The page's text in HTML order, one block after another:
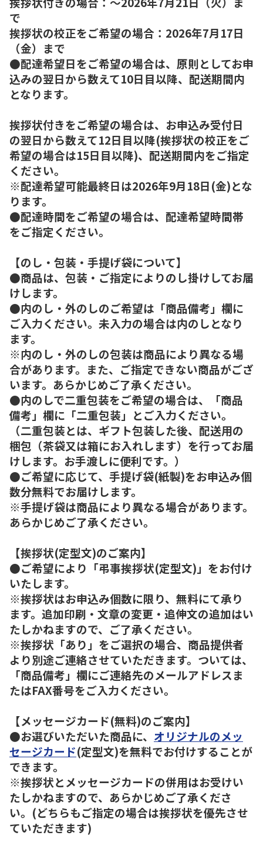
で
挨拶状の校正をご希望の場合：2026年7月17日
（金）まで
●配達希望日をご希望の場合は、原則としてお申
込みの翌日から数えて10日目以降、配送期間内
となります。
挨拶状付きをご希望の場合は、お申込み受付日
の翌日から数えて12日目以降(挨拶状の校正をご
希望の場合は15日目以降)、配送期間内をご指定
ください。
※配達希望可能最終日は2026年9月18日(金)とな
ります。
●配達時間をご希望の場合は、配達希望時間帯
をご指定ください。
【のし・包装・手提げ袋について】
●商品は、包装・ご指定によりのし掛けしてお届
けします。
●内のし・外のしのご希望は「商品備考」欄に
ご入力ください。未入力の場合は内のしとなり
ます。
※内のし・外のしの包装は商品により異なる場
合があります。また、ご指定できない商品がござ
います。あらかじめご了承ください。
●内のしで二重包装をご希望の場合は、「商品
備考」欄に「二重包装」とご入力ください。
（二重包装とは、ギフト包装した後、配送用の
梱包（茶袋又は箱にお入れします）を行ってお届
けします。お手渡しに便利です。）
●ご希望に応じて、手提げ袋(紙製)をお申込み個
数分無料でお届けします。
※手提げ袋は商品により異なる場合があります。
あらかじめご了承ください。
【挨拶状(定型文)のご案内】
●ご希望により「弔事挨拶状(定型文)」をお付け
いたします。
※挨拶状はお申込み個数に限り、無料にて承り
ます。追加印刷・文章の変更・追伸文の追加はい
たしかねますので、ご了承ください。
※挨拶状「あり」をご選択の場合、商品提供者
より別途ご連絡させていただきます。ついては、
「商品備考」欄にご連絡先のメールアドレスま
たはFAX番号をご入力ください。
【メッセージカード(無料)のご案内】
●お選びいただいた商品に、 オリジナルのメッ
セージカード(定型文)を無料でお付けすることが
できます。
※挨拶状とメッセージカードの併用はお受けい
たしかねますので、あらかじめご了承くださ
い。(どちらもご指定の場合は挨拶状を優先させ
ていただきます)